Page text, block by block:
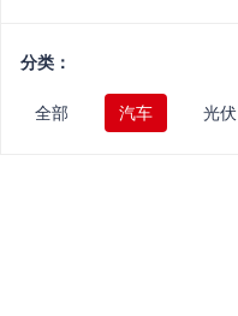
固态
分类：
全部 汽车 光伏